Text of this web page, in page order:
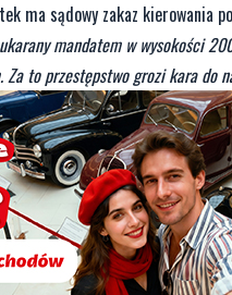
ma sądowy zakaz kierowania
mandatem w wysokości
to przestępstwo grozi kara do